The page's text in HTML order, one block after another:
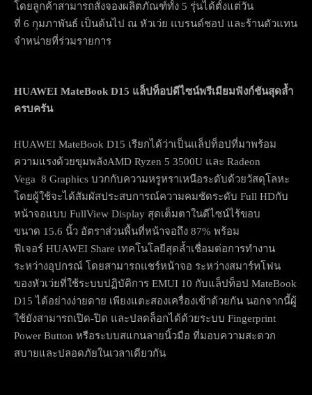
โดยลูกค้าสามารถสั่งจองผลิตภัณฑ์ทั้ง 5 รุ่นได้ตั้งแต่วัน
ที่ 6 กุมภาพันธ์ เป็นต้นไป ณ หัวเว่ย แบรนด์ชอป และร้านตัวแทน
จำหน่ายที่ร่วมรายการ
HUAWEI MateBook D15 แล็ปท็อปดีไซน์พรีเมียมฟังก์ชันสุดล้ำ
ครบครัน
HUAWEI MateBook D15 เรียกได้ว่าเป็นแล็ปท็อปที่มาพร้อม
ความแรงด้วยขุมพลังAMD Ryzen 5 3500U และ Radeon
Vega 8 Graphics บวกกับความหรูหราเหนือระดับด้วยวัสดุโลหะ
โดยผู้ใช้จะได้สัมผัสประสบการณ์ความคมชัดระดับ Full HDกับ
หน้าจอแบบ FullView Display สุดเต็มตาในดีไซน์ไร้ขอบ
ขนาด 15.6 นิ้ว อัตราส่วนพื้นที่หน้าจอถึง 87% พร้อม
ฟีเจอร์ HUAWEI Share เทคโนโลยีสุดล้ำเชื่อมต่อการทำงาน
ระหว่างอุปกรณ์ โดยสามารถแชร์หน้าจอ ระหว่างสมาร์ทโฟน
ของหัวเว่ยที่ใช้ระบบปฏิบัติการ EMUI 10 กับแล็ปท็อป MateBook
D15 ได้อย่างง่ายดาย เพียงแตะสองเครื่องเข้าด้วยกัน นอกจากนี้ผู้
ใช้ยังสามารถเปิด-ปิด และปลดล็อกได้ด้วยระบบ Fingerprint
Power Button หรือระบบสแกนลายนิ้วมือ ที่มอบความสะดวก
สบายและปลอดภัยในเวลาเดียวกัน